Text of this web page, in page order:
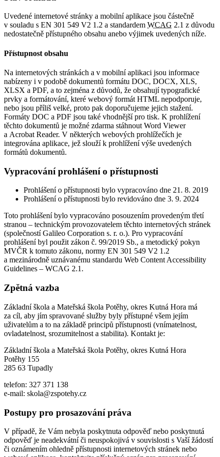
Uvedené internetové stránky a mobilní aplikace jsou částečně
v souladu s EN 301 549 V2 1.2 a standardem WCAG 2.1 z důvodu
nedostatečně přístupného obsahu anebo výjimek uvedených níže.
Přístupnost obsahu
Na internetových stránkách a v mobilní aplikaci jsou informace
nabízeny i v podobě dokumentů formátu DOC, DOCX, XLS,
XLSX a PDF, a to zejména z důvodů, že obsahují typografické
prvky a formátování, které webový formát HTML nepodporuje,
nebo jsou příliš velké, proto pak doporučujeme jejich stažení.
Formáty DOC a PDF jsou také vhodnější pro tisk. K prohlížení
těchto dokumentů je možné zdarma stáhnout Word Viewer
a Acrobat Reader. V některých webových prohlížečích je
integrována aplikace, jež slouží k prohlížení výše uvedených
formátů dokumentů.
Vypracování prohlášení o přístupnosti
Prohlášení o přístupnosti bylo vypracováno dne 21. 8. 2019
Prohlášení o přístupnosti bylo revidováno dne 3. 9. 2024
Toto prohlášení bylo vypracováno posouzením provedeným třetí
stranou – technickým provozovatelem těchto internetových stránek
(společností Galileo Corporation s. r. o.). Pro vypracování
prohlášení byl použit zákon č. 99/2019 Sb., a metodický pokyn
MVČR k tomuto zákonu, normy EN 301 549 V2 1.2
a mezinárodně uznávanému standardu Web Content Accessibility
Guidelines – WCAG 2.1.
Zpětná vazba
Základní škola a Mateřská škola Potěhy, okres Kutná Hora má
za cíl, aby jím spravované služby byly přístupné všem jejím
uživatelům a to na základě principů přístupnosti (vnímatelnost,
ovladatelnost, srozumitelnost a stabilita). Kontakt je:
Základní škola a Mateřská škola Potěhy, okres Kutná Hora
Potěhy 155
285 63 Tupadly
telefon: 327 371 138
e-mail: skola@zspotehy.cz
Postupy pro prosazování práva
V případě, že Vám nebyla poskytnuta odpověď nebo poskytnutá
odpověď je neadekvátní či neuspokojivá v souvislosti s Vaší žádostí
či oznámením ohledně přístupnosti internetových stránek nebo